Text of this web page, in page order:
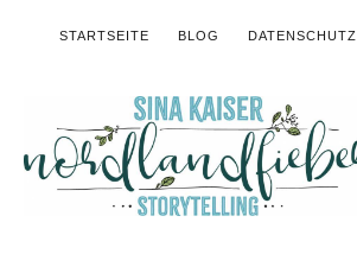
STARTSEITE BLOG DATENSCHUTZ